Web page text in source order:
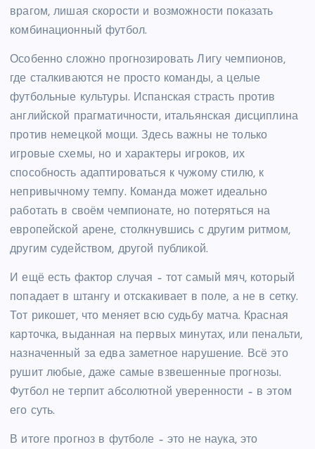
врагом, лишая скорости и возможности показать
комбинационный футбол.
Особенно сложно прогнозировать Лигу чемпионов,
где сталкиваются не просто команды, а целые
футбольные культуры. Испанская страсть против
английской прагматичности, итальянская дисциплина
против немецкой мощи. Здесь важны не только
игровые схемы, но и характеры игроков, их
способность адаптироваться к чужому стилю, к
непривычному темпу. Команда может идеально
работать в своём чемпионате, но потеряться на
европейской арене, столкнувшись с другим ритмом,
другим судейством, другой публикой.
И ещё есть фактор случая – тот самый мяч, который
попадает в штангу и отскакивает в поле, а не в сетку.
Тот рикошет, что меняет всю судьбу матча. Красная
карточка, выданная на первых минутах, или пенальти,
назначенный за едва заметное нарушение. Всё это
рушит любые, даже самые взвешенные прогнозы.
Футбол не терпит абсолютной уверенности – в этом
его суть.
В итоге прогноз в футболе – это не наука, это